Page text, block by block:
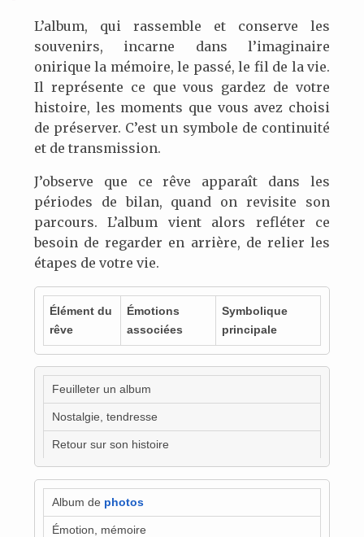
L’album, qui rassemble et conserve les
souvenirs, incarne dans l’imaginaire
onirique la mémoire, le passé, le fil de la vie.
Il représente ce que vous gardez de votre
histoire, les moments que vous avez choisi
de préserver. C’est un symbole de continuité
et de transmission.
J’observe que ce rêve apparaît dans les
périodes de bilan, quand on revisite son
parcours. L’album vient alors refléter ce
besoin de regarder en arrière, de relier les
étapes de votre vie.
Élément du
rêve
Émotions
associées
Symbolique
principale
Feuilleter un album
Nostalgie, tendresse
Retour sur son histoire
Album de photos
Émotion, mémoire